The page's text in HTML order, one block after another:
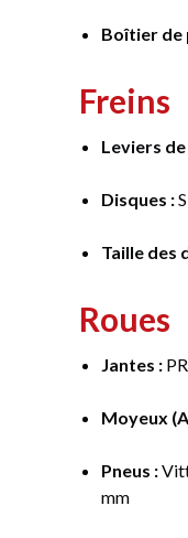
Boîtier de
Freins
Leviers
Disques :
Taille des
Roues
Jantes :
Moyeux
Pneus :
mm